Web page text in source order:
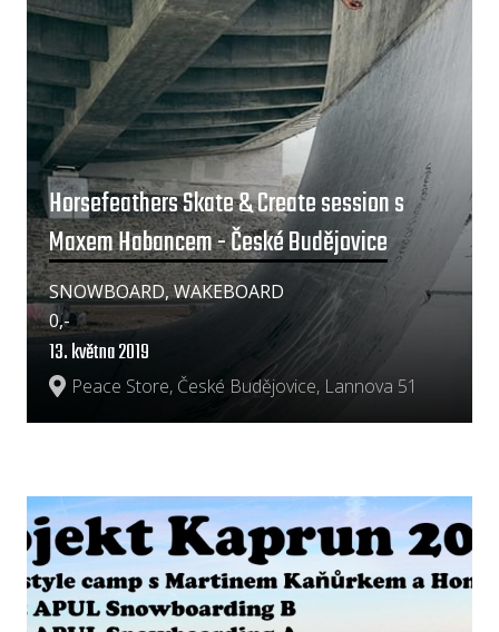
Horsefeathers Skate & Create session s
Maxem Habancem - České Budějovice
Peace Store, České Budějovice, Lannova 51
13. května 2019
0,-
SNOWBOARD, WAKEBOARD